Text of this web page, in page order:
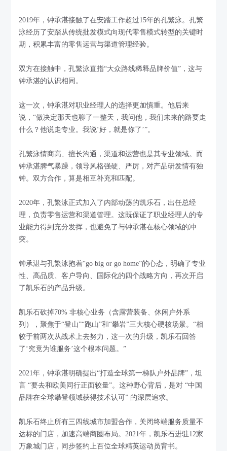
2019年，钟承湛接触了在安踏工作超过15年的孔繁泳。孔繁
泳经历了安踏从传统批发模式向现代零售模式转型的关键时
期，积累丰富的零售运营与渠道管理经验。
双方在接触中，孔繁泳直指“大众路线稀释品牌价值”，这与
钟承湛的认识相同。
这一次，钟承湛对职业经理人的选择更加慎重。他后来
说，“做决定那天也聊了一整天，我问他，我们未来的路要走
什么？他说走专业。我说‘好，就是你了’”。
孔繁泳情商高、擅长沟通，渠道和运营也是其专业领域。而
钟承湛脾气暴躁，领导风格强硬、严厉，对产品研发情有独
钟。双方合作，算是相互补充和匹配。
2020年，孔繁泳正式加入了内部动荡的凯乐石，出任总经
理，负责零售运营和渠道管理。这既保证了职业经理人的专
业能力得到充分发挥，也避免了与钟承湛在核心领域的冲
突。
钟承湛与孔繁泳抱着“go big or go home”的心态，明确了专业
性、高品质、客户导向、国际化的四个战略方向，再次开启
了凯乐石的产品升级。
凯乐石砍掉70% 非核心业务（含露营装备、休闲户外系
列），聚焦于“登山”“跑山”和“攀岩”三大核心硬核场景。“相
较于前两次从战术上去努力，这一次的升级，凯乐石回答
了‘究竟为谁服务’这个根本问题。”
2021年，钟承湛明确提出“打造全球第一梯队户外品牌”，坦
言 “要去和欧美同行正面较量”。这种野心背后，是对 “中国
品牌在全球攀登领域获得技术认可” 的深层追求。
凯乐石终止所有三四线城市加盟合作，关闭终端服务质量不
达标的门店，加速高端商圈布局。2021年，凯乐石进驻12家
万象城门店，同步签约上百位全球精英运动员背书。